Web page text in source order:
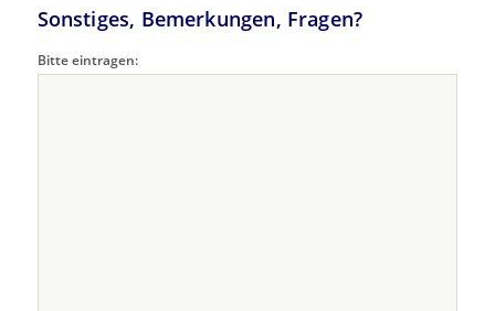
Sonstiges, Bemerkungen, Fragen?
Bitte eintragen: